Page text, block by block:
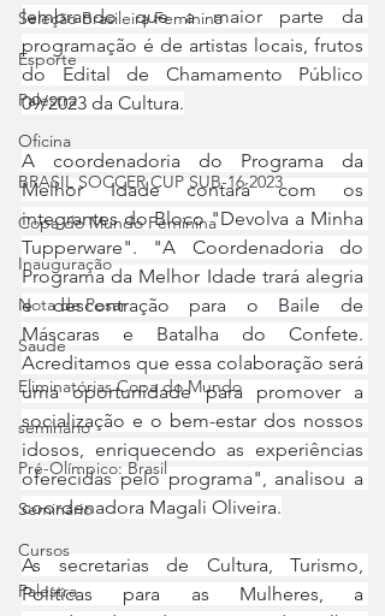
Seleção Brasileira Feminina
Esporte
Palestra
Oficina
BRASIL SOCCER CUP SUB-16 2023
Copa do Mundo Feminina
Inauguração
Nota de Pesar
Saude
Eliminatórias Copa do Mundo
seminário
Pré-Olímpico: Brasil
Seminário
Cursos
Palestra
lembrando que a maior parte da
programação é de artistas locais, frutos
do Edital de Chamamento Público
09/2023 da Cultura.
A coordenadoria do Programa da
Melhor Idade contará com os
integrantes do Bloco "Devolva a Minha
Tupperware". "A Coordenadoria do
Programa da Melhor Idade trará alegria
e descontração para o Baile de
Máscaras e Batalha do Confete.
Acreditamos que essa colaboração será
uma oportunidade para promover a
socialização e o bem-estar dos nossos
idosos, enriquecendo as experiências
oferecidas pelo programa", analisou a
coordenadora Magali Oliveira.
As secretarias de Cultura, Turismo,
Políticas para as Mulheres, a